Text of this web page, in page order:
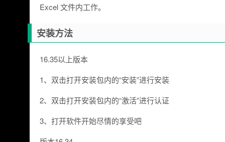
Excel 文件内工作。
安装方法
16.35以上版本
1、双击打开安装包内的“安装”进行安装
2、双击打开安装包内的“激活”进行认证
3、打开软件开始尽情的享受吧